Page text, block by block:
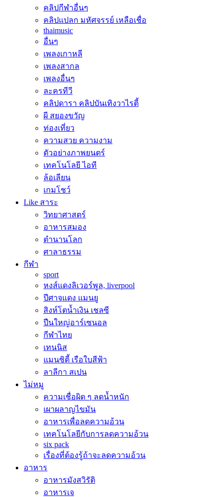
คลิปกีฬาอื่นๆ
คลิปแปลก มหัศจรรย์ เหลือเชื่อ
thaimusic
อื่นๆ
เพลงเกาหลี
เพลงสากล
เพลงอื่นๆ
ละครทีวี
คลิปดารา คลิปบันเทิงวาไรตี้
ผี สยองขวัญ
ท่องเที่ยว
ความสวย ความงาม
ตัวอย่างภาพยนตร์
เทคโนโลยี ไอที
ล้อเลียน
เกมโชว์
Like สาระ
วิทยาศาสตร์
อาหารสมอง
ตำนานโลก
ศาลาธรรม
กีฬา
sport
หงส์แดงลิเวอร์พูล, liverpool
ปีศาจแดง แมนยู
สิงห์โตน้ำเงิน เชลซี
ปืนใหญ่อาร์เซนอล
กีฬาไทย
เทนนิส
แมนซิตี้ เรือใบสีฟ้า
ลาลีกา สเปน
ไม่หมู
ความเชื่อผิด ๆ ลดน้ำหนัก
เผาผลาญไขมัน
อาหารเพื่อลดความอ้วน
เทคโนโลยีกับการลดความอ้วน
six pack
เรื่องที่ต้องรู้ถ้าจะลดความอ้วน
อาหาร
อาหารมังสวิรัติ
อาหารเจ